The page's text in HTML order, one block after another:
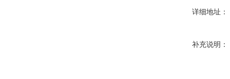
详细地址：
补充说明：